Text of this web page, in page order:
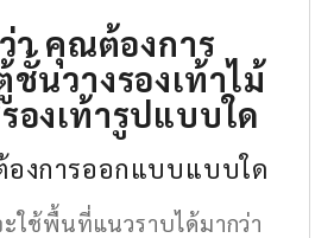
า คุณต้องการ
นวางรองเท้าไม้
องเท้ารูปแบบใด
งการออกแบบแบบใด
ใช้พื้นที่แนวราบได้มากว่า